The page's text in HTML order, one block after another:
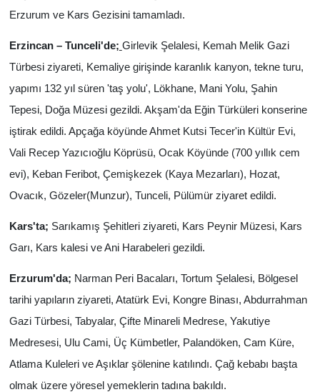
Erzurum ve Kars Gezisini tamamladı.
Erzincan – Tunceli'de; Girlevik Şelalesi, Kemah Melik Gazi
Türbesi ziyareti, Kemaliye girişinde karanlık kanyon, tekne turu,
yapımı 132 yıl süren 'taş yolu', Lökhane, Mani Yolu, Şahin
Tepesi, Doğa Müzesi gezildi. Akşam'da Eğin Türküleri konserine
iştirak edildi. Apçağa köyünde Ahmet Kutsi Tecer'in Kültür Evi,
Vali Recep Yazıcıoğlu Köprüsü, Ocak Köyünde (700 yıllık cem
evi), Keban Feribot, Çemişkezek (Kaya Mezarları), Hozat,
Ovacık, Gözeler(Munzur), Tunceli, Pülümür ziyaret edildi.
Kars'ta; Sarıkamış Şehitleri ziyareti, Kars Peynir Müzesi, Kars
Garı, Kars kalesi ve Ani Harabeleri gezildi.
Erzurum'da; Narman Peri Bacaları, Tortum Şelalesi, Bölgesel
tarihi yapıların ziyareti, Atatürk Evi, Kongre Binası, Abdurrahman
Gazi Türbesi, Tabyalar, Çifte Minareli Medrese, Yakutiye
Medresesi, Ulu Cami, Üç Kümbetler, Palandöken, Cam Küre,
Atlama Kuleleri ve Aşıklar şölenine katılındı. Çağ kebabı başta
olmak üzere yöresel yemeklerin tadına bakıldı.